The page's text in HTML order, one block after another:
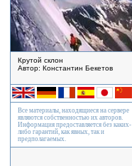
Крутой склон
Автор: Константин Бекетов
Все материалы, находящиеся на сервере
являются собственностью их авторов.
Информация предоставляется без каких-
либо гарантий, как явных, так и
предполагаемых.